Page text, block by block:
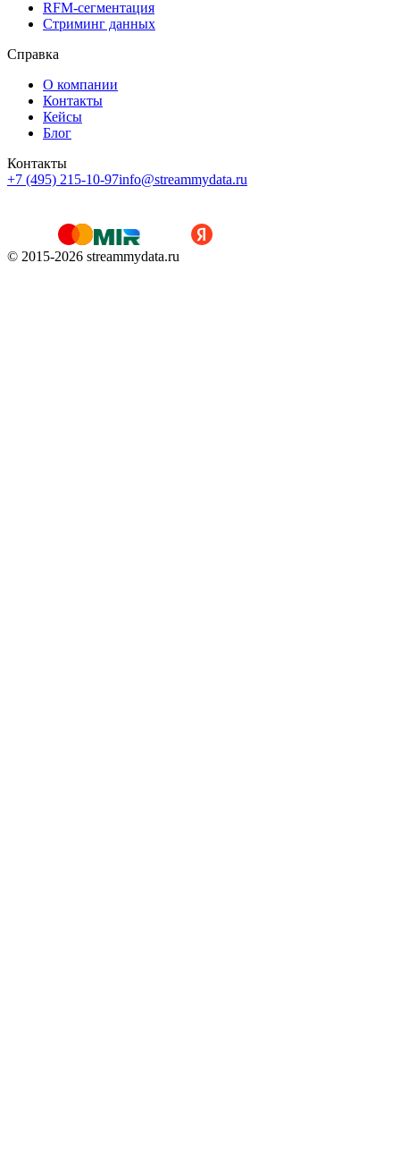
RFM-сегментация
Cтриминг данных
Справка
О компании
Контакты
Кейсы
Блог
Контакты
+7 (495) 215-10-97info@streammydata.ru
© 2015-2026 streammydata.ru